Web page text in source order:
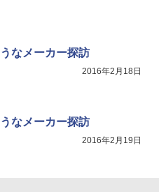
なメーカー探訪
2016年2月18日
なメーカー探訪
2016年2月19日